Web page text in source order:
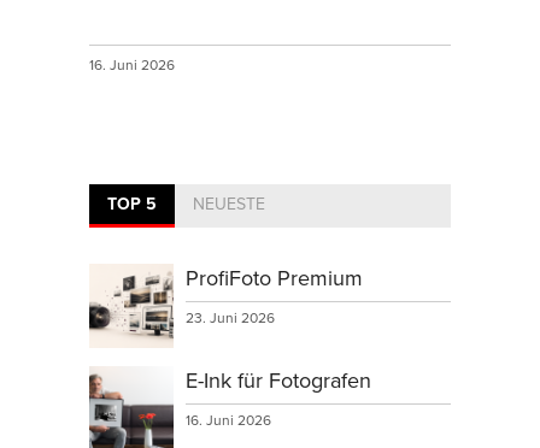
16. Juni 2026
TOP 5 NEUESTE
ProfiFoto Premium
23. Juni 2026
E-Ink für Fotografen
16. Juni 2026